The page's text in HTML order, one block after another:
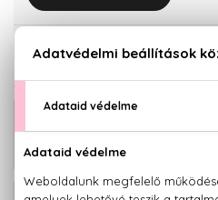
KAPCSOLÓDÓ
Relaxing Pleasure